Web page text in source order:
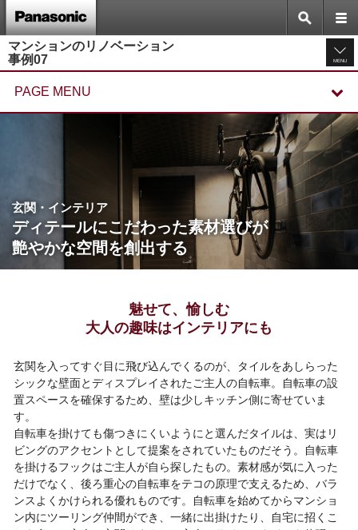
マンションのリノベーション
事例07
MENU
PAGE MENU
玄関・インテリア
ディテールにこだわった素材選びが
艶やかな空間を創出する
魅せて、愉しむ
大人の趣味はインテリアにも
玄関を入ってすぐ目に飛び込んでくるのが、タイルをあしらった
シックな壁面とディスプレイされたご主人の自転車。自転車の設
置スペースを確保するため、壁は少しキッチン側に寄せていま
す。
自転車を掛けても傷つきにくいようにと選んだタイルは、実はリ
ビングのアクセントとして提案をされていたものだそう。自転車
を掛けるフックはご主人が自ら探したもの。素材感が気に入った
だけでなく、後ろ重心の自転車をテコの原理で支えるため、バラ
ンスよくかけられる優れものです。自転車を始めてからマンショ
ン内にツーリング仲間ができ、一緒に出掛けたり、自宅に招くこ